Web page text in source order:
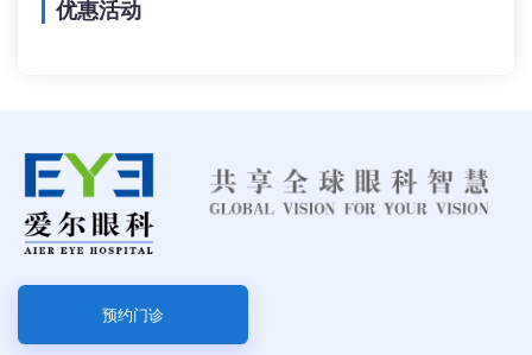
优惠活动
预约门诊